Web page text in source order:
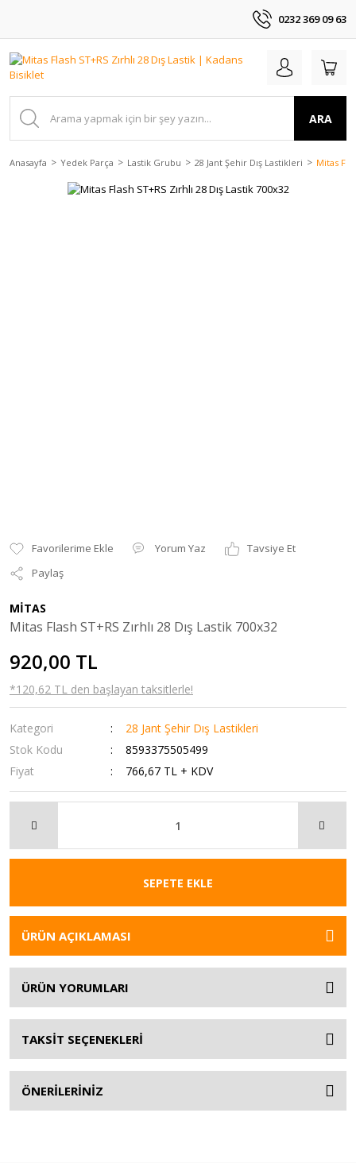
0232 369 09 63
ARA
Anasayfa Yedek Parça Lastik Grubu 28 Jant Şehir Dış Lastikleri Mitas
Yorum Yaz
Tavsiye Et
Paylaş
MİTAS
Mitas Flash ST+RS Zırhlı 28 Dış Lastik 700x32
920,00 TL
*120,62 TL den başlayan taksitlerle!
Kategori
28 Jant Şehir Dış Lastikleri
Stok Kodu
8593375505499
Fiyat
766,67 TL + KDV
SEPETE EKLE
ÜRÜN AÇIKLAMASI
ÜRÜN YORUMLARI
TAKSİT SEÇENEKLERİ
ÖNERİLERİNİZ